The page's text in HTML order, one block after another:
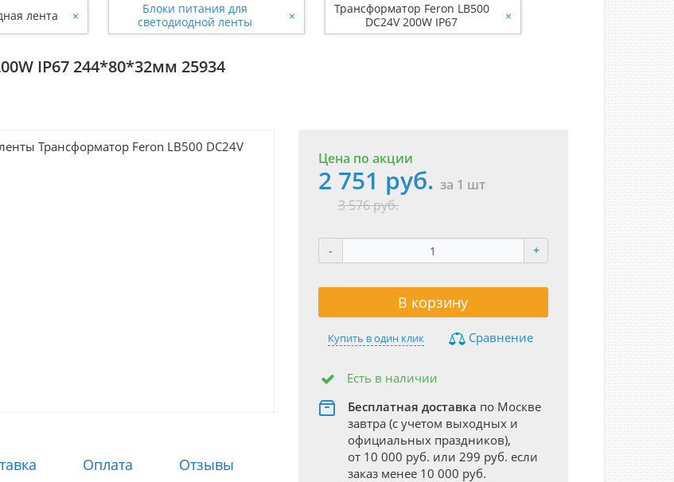
лента ×
Блоки питания для
светодиодной ленты
×
Трансформатор Feron LB500
DC24V 200W IP67
244*80*32мм 25934
×
IP67 244*80*32мм 25934
Цена по акции
2 751 руб. за 1 шт
3 576 руб.
- +
В корзину
Купить в один клик Сравнение
Есть в наличии
Бесплатная доставка по Москве
завтра (с учетом выходных и
официальных праздников),
от 10 000 руб. или 299 руб. если
заказ менее 10 000 руб.
Оплата Отзывы